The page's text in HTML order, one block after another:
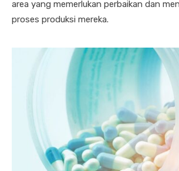
area yang memerlukan perbaikan dan
proses produksi mereka.